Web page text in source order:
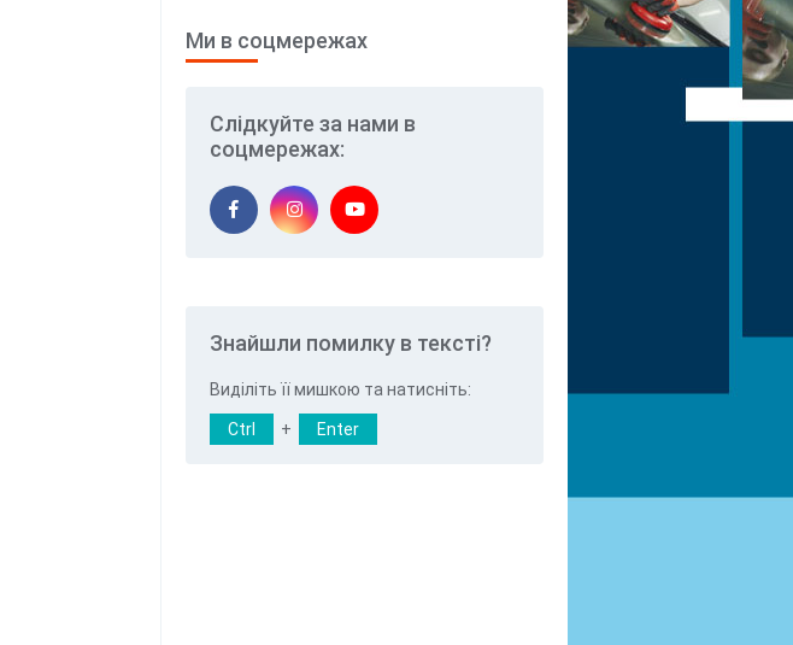
Ми в соцмережах
Слідкуйте за нами в
соцмережах:
Знайшли помилку в тексті?
Виділіть її мишкою та натисніть:
Ctrl + Enter